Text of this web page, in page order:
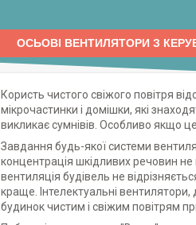
ОСЬОВІ ВЕНТИЛЯТОРИ З
Користь чистого свіжого повітря
мікрочастинки і домішки, які
викликає сумнівів. Особливо якщо
Завдання будь-якої системи
концентрація шкідливих речовин
вентиляція будівель не
краще. Інтелектуальні
будинок чистим і свіжим повітрям